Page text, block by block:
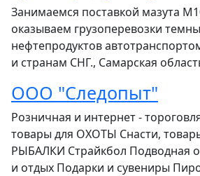
Занимаемся поставкой мазута
оказываем грузоперевозки
нефтепродуктов
и странам СНГ., Самарская
ООО "Следопыт"
Розничная и интернет -
товары для ОХОТЫ Снасти,
РЫБАЛКИ Страйкбол Подводная
и отдых Подарки и сувениры